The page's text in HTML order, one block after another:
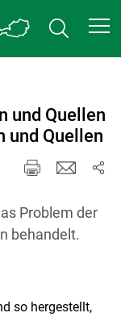
und Quellen
und Quellen
Problem der
behandelt.
so hergestellt,